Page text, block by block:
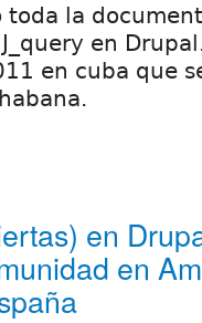
toda la
en
en cuba que
en
en